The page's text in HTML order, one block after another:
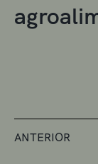
ANTERIOR